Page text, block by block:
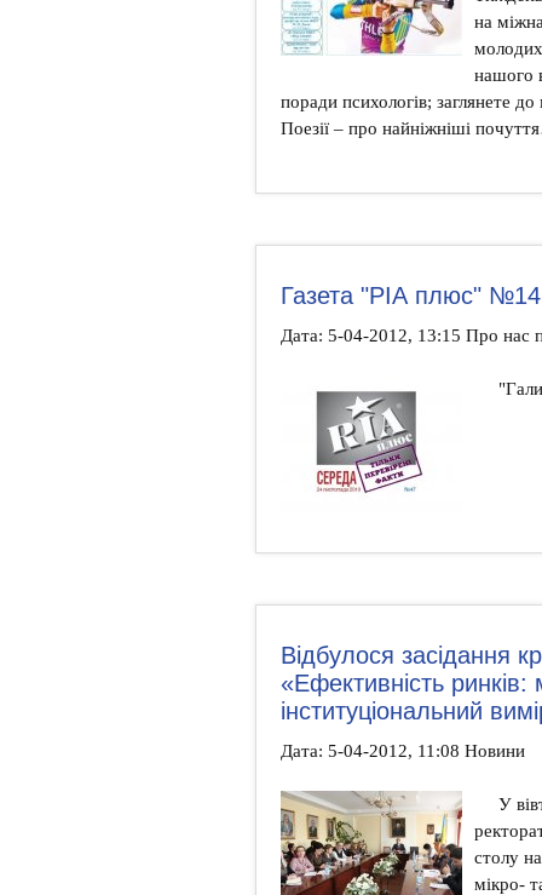
на
молодих
нашого
поради психологів; заглянете
Поезії – про найніжніші
Газета "РІА плюс" №14
Дата: 5-04-2012, 13:15 Про нас
Відбулося засідання
«Ефективність
інституціональний
Дата: 5-04-2012, 11:08 Новини
У
столу
мікро-